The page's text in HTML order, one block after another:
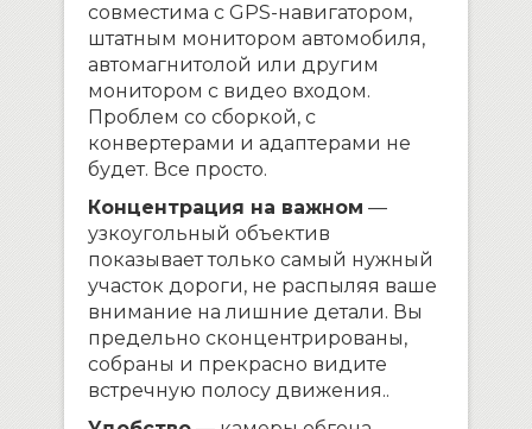
совместима с GPS-навигатором,
штатным монитором автомобиля,
автомагнитолой или другим
монитором с видео входом.
Проблем со сборкой, с
конвертерами и адаптерами не
будет. Все просто.
Концентрация на важном —
узкоугольный объектив
показывает только самый нужный
участок дороги, не распыляя ваше
внимание на лишние детали. Вы
предельно сконцентрированы,
собраны и прекрасно видите
встречную полосу движения..